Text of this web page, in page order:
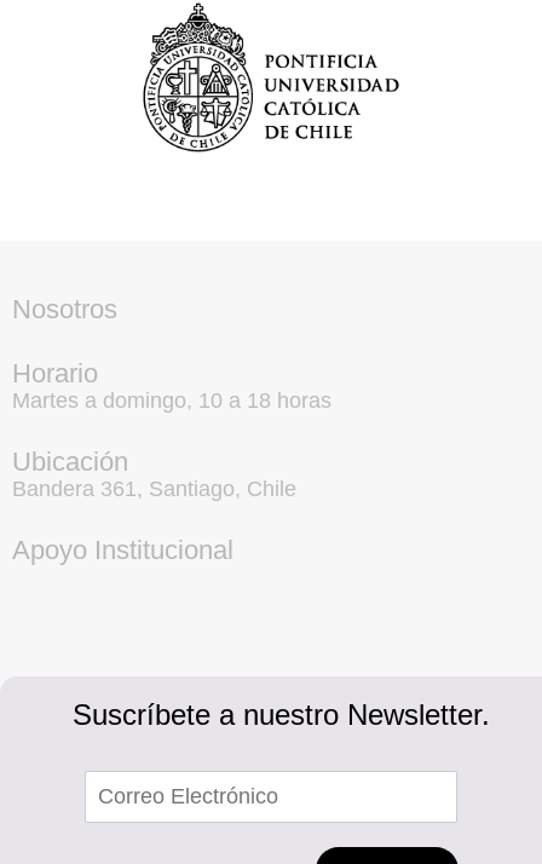
Nosotros
Horario
Martes a domingo, 10 a 18 horas
Ubicación
Bandera 361, Santiago, Chile
Apoyo Institucional
Suscríbete a nuestro Newsletter.